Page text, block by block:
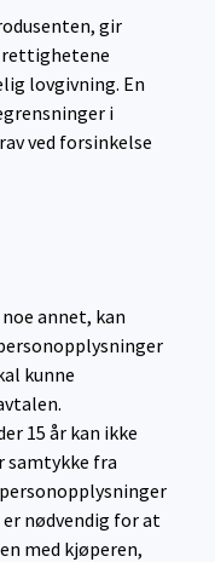
gir
lovgivning. En
i
ved forsinkelse
annet, kan
kunne
15 år kan ikke
samtykke fra
nødvendig for at
med kjøperen,